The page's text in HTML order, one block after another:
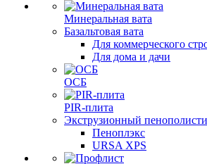
Минеральная вата
Базальтовая вата
Для коммерческого
Для дома и дачи
ОСБ
PIR-плита
Экструзионный
Пеноплэкс
URSA XPS